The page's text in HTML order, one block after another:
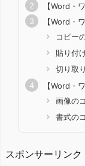
【Word・
【Word・
コピー
貼り付
切り取
【Word・
画像の
書式の
スポンサーリンク